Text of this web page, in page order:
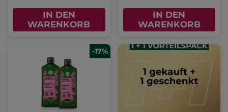
IN DEN
WARENKORB
IN DEN
WARENKORB
-17%